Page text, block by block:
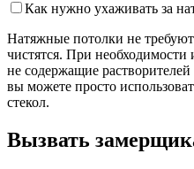
Как нужно ухаживать за
Натяжные потолки не требуют
чистятся. При
не содержащие
вы можете просто
стекол.
Вызвать